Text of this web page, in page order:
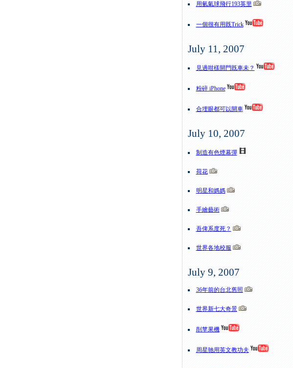
用氫氣球飛行193英里
一個很有用既Trick
July 11, 2007
見過咁樣開門既車未？
粉碎 iPhone
合埋眼都可以開車
July 10, 2007
制造有色煙幕彈
荷花
明星和媽媽
手繪藝術
吾俾系度死？
世界各地校服
July 9, 2007
36年前的台北舊照
世界新七大奇景
削苹果機
周星驰用英文教功夫